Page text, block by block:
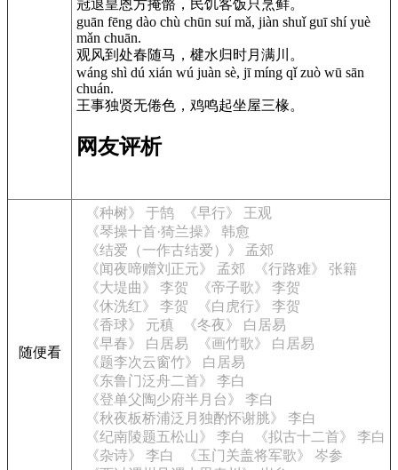
冠退皇恩方掩骼，民饥客饭只烹鲜。
guān fēng dào chù chūn suí mǎ, jiàn shuǐ guī shí yuè
mǎn chuān.
观风到处春随马，楗水归时月满川。
wáng shì dú xián wú juàn sè, jī míng qǐ zuò wū sān
chuán.
王事独贤无倦色，鸡鸣起坐屋三椽。
网友评析
随便看
《种树》 于鹄
《早行》 王观
《琴操十首·猗兰操》 韩愈
《结爱（一作古结爱）》 孟郊
《闻夜啼赠刘正元》 孟郊
《行路难》 张籍
《大堤曲》 李贺
《帝子歌》 李贺
《休洗红》 李贺
《白虎行》 李贺
《香球》 元稹
《冬夜》 白居易
《早春》 白居易
《画竹歌》 白居易
《题李次云窗竹》 白居易
《东鲁门泛舟二首》 李白
《登单父陶少府半月台》 李白
《秋夜板桥浦泛月独酌怀谢脁》 李白
《纪南陵题五松山》 李白
《拟古十二首》 李白
《杂诗》 李白
《玉门关盖将军歌》 岑参